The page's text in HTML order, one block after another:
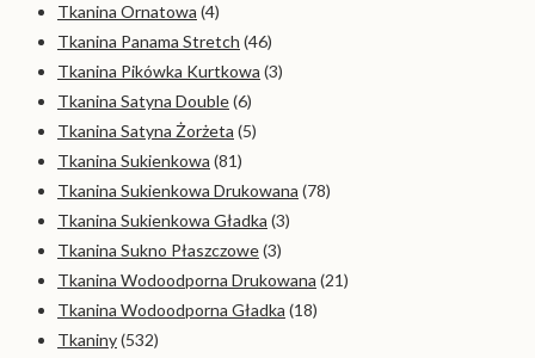
Tkanina Ornatowa (4)
Tkanina Panama Stretch (46)
Tkanina Pikówka Kurtkowa (3)
Tkanina Satyna Double(6)
Tkanina Satyna Żorżeta (5)
Tkanina Sukienkowa (81)
Tkanina Sukienkowa Drukowana (78)
Tkanina Sukienkowa Gładka (3)
Tkanina Sukno Płaszczowe(3)
Tkanina Wodoodporna Drukowana (21)
Tkanina Wodoodporna Gładka (18)
Tkaniny(532)